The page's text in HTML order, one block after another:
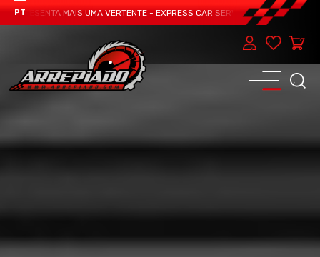
PT MAIS UMA VERTENTE - EXPRESS CAR SERVICE, MANUTENÇÃO DO